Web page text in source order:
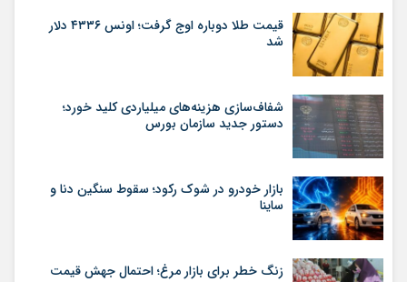
قیمت طلا دوباره اوج گرفت؛ اونس ۴۳۳۶ دلار
شد
شفاف‌سازی هزینه‌های میلیاردی کلید خورد؛
دستور جدید سازمان بورس
بازار خودرو در شوک رکود؛ سقوط سنگین دنا و
ساینا
زنگ خطر برای بازار مرغ؛ احتمال جهش قیمت